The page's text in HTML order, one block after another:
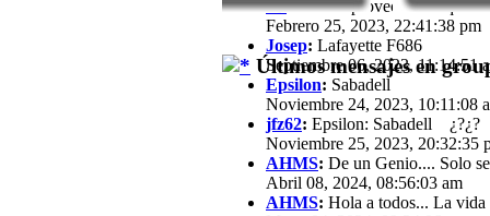
JB:Hola. Aprovechando que a
Febrero 25, 2023, 22:41:38 pm
Josep: Lafayette F686
Septiembre 06, 2023, 11:14:51
Epsilon: Sabadell
Noviembre 24, 2023, 10:11:08
jfz62: Epsilon: Sabadell ¿?¿?
Noviembre 25, 2023, 20:32:35
AHMS: De un Genio.... Solo
Abril 08, 2024, 08:56:03 am
AHMS: Hola a todos... La vida
Últimos mensajes en